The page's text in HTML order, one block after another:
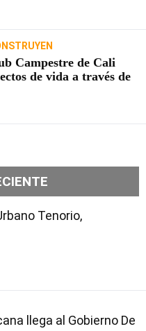
Campestre de Cali
de vida a través de
Tenorio,
llega al Gobierno De